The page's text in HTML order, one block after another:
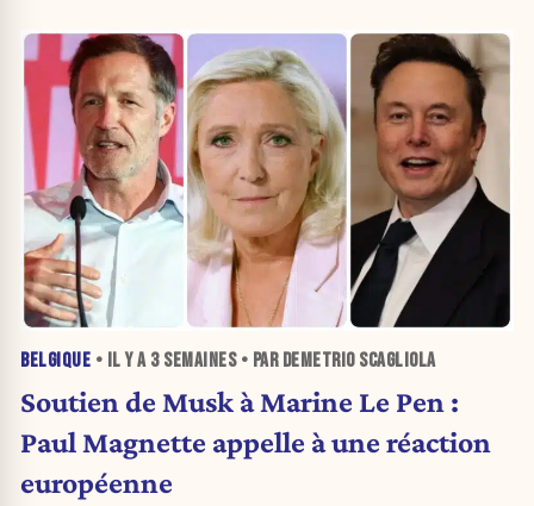
BELGIQUE • IL Y A 3 SEMAINES• PAR DEMETRIO SCAGLIOLA
Soutien de Musk à Marine Le Pen :
Paul Magnette appelle à une réaction
européenne